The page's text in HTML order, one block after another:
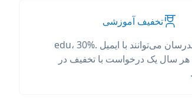
تخفیف آموزشی
دانشجویان و مدرسان می‌توانند با ایمیل .edu، 30%
هر سال یک درخواست با تخفیف در